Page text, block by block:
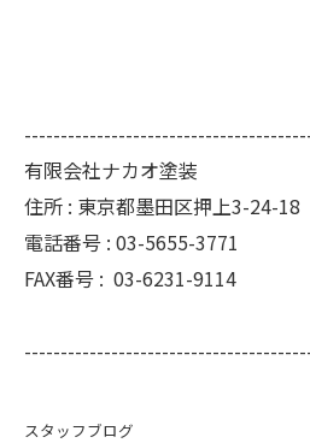
有限会社ナカオ塗装
住所 : 東京都墨田区押上3-24-18
電話番号 : 03-5655-3771
FAX番号 : 03-6231-9114
スタッフブログ